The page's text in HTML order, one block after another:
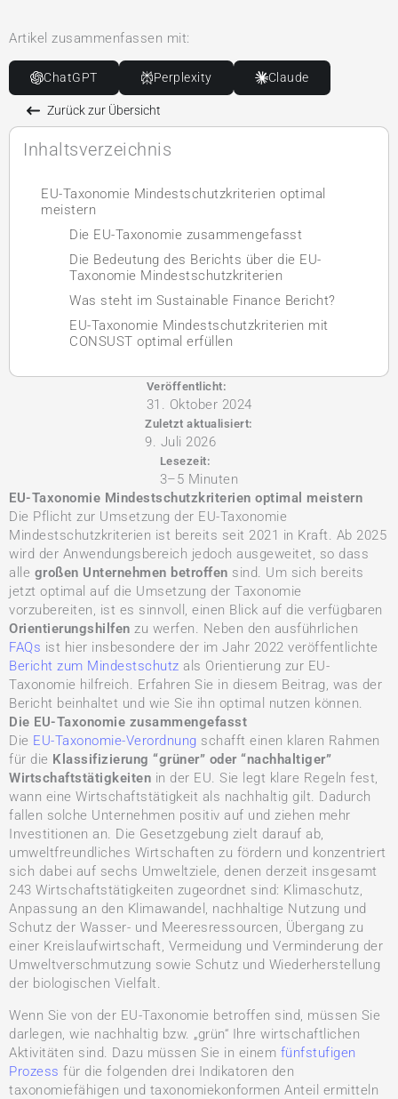
Artikel zusammenfassen mit:
ChatGPT Perplexity Claude
Zurück zur Übersicht
Inhaltsverzeichnis
EU-Taxonomie Mindestschutzkriterien optimal
meistern
Die EU-Taxonomie zusammengefasst
Die Bedeutung des Berichts über die EU-
Taxonomie Mindestschutzkriterien
Was steht im Sustainable Finance Bericht?
EU-Taxonomie Mindestschutzkriterien mit
CONSUST optimal erfüllen
Veröffentlicht:
31. Oktober 2024
Zuletzt aktualisiert:
9. Juli 2026
Lesezeit:
3–5 Minuten
EU-Taxonomie Mindestschutzkriterien optimal meistern
Die Pflicht zur Umsetzung der EU-Taxonomie
Mindestschutzkriterien ist bereits seit 2021 in Kraft. Ab 2025
wird der Anwendungsbereich jedoch ausgeweitet, so dass
alle großen Unternehmen betroffen sind. Um sich bereits
jetzt optimal auf die Umsetzung der Taxonomie
vorzubereiten, ist es sinnvoll, einen Blick auf die verfügbaren
Orientierungshilfen zu werfen. Neben den ausführlichen
FAQs ist hier insbesondere der im Jahr 2022 veröffentlichte
Bericht zum Mindestschutz als Orientierung zur EU-
Taxonomie hilfreich. Erfahren Sie in diesem Beitrag, was der
Bericht beinhaltet und wie Sie ihn optimal nutzen können.
Die EU-Taxonomie zusammengefasst
Die EU-Taxonomie-Verordnung schafft einen klaren Rahmen
für die Klassifizierung “grüner” oder “nachhaltiger”
Wirtschaftstätigkeiten in der EU. Sie legt klare Regeln fest,
wann eine Wirtschaftstätigkeit als nachhaltig gilt. Dadurch
fallen solche Unternehmen positiv auf und ziehen mehr
Investitionen an. Die Gesetzgebung zielt darauf ab,
umweltfreundliches Wirtschaften zu fördern und konzentriert
sich dabei auf sechs Umweltziele, denen derzeit insgesamt
243 Wirtschaftstätigkeiten zugeordnet sind: Klimaschutz,
Anpassung an den Klimawandel, nachhaltige Nutzung und
Schutz der Wasser- und Meeresressourcen, Übergang zu
einer Kreislaufwirtschaft, Vermeidung und Verminderung der
Umweltverschmutzung sowie Schutz und Wiederherstellung
der biologischen Vielfalt.
Wenn Sie von der EU-Taxonomie betroffen sind, müssen Sie
darlegen, wie nachhaltig bzw. „grün“ Ihre wirtschaftlichen
Aktivitäten sind. Dazu müssen Sie in einem fünfstufigen
Prozess für die folgenden drei Indikatoren den
taxonomiefähigen und taxonomiekonformen Anteil ermitteln